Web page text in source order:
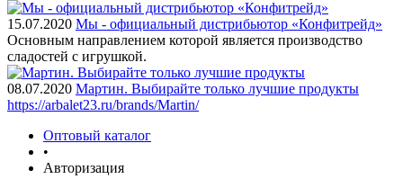
15.07.2020 Мы - официальный дистрибьютор «Конфитрейд»
Основным направлением которой является производство
сладостей с игрушкой.
08.07.2020 Мартин. Выбирайте только лучшие продукты
https://arbalet23.ru/brands/Martin/
Оптовый каталог
•
Авторизация